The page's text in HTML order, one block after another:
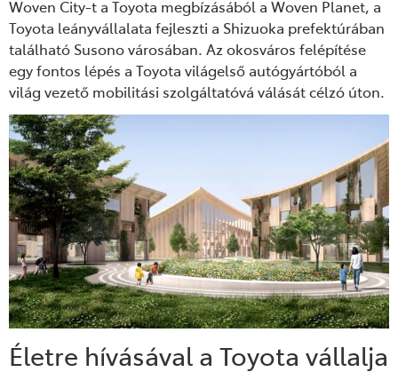
Woven City-t a Toyota megbízásából a Woven Planet, a
Toyota leányvállalata fejleszti a Shizuoka prefektúrában
található Susono városában. Az okosváros felépítése
egy fontos lépés a Toyota világelső autógyártóból a
világ vezető mobilitási szolgáltatóvá válását célzó úton.
Életre hívásával a Toyota vállalja